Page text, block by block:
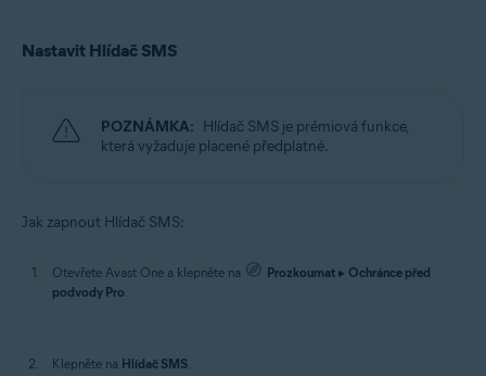
Nastavit Hlídač SMS
POZNÁMKA: Hlídač SMS je prémiová funkce,
která vyžaduje placené předplatné.
Jak zapnout Hlídač SMS:
Otevřete Avast One a klepněte na Prozkoumat ▸ Ochránce před
podvody Pro.
Klepněte na Hlídač SMS.